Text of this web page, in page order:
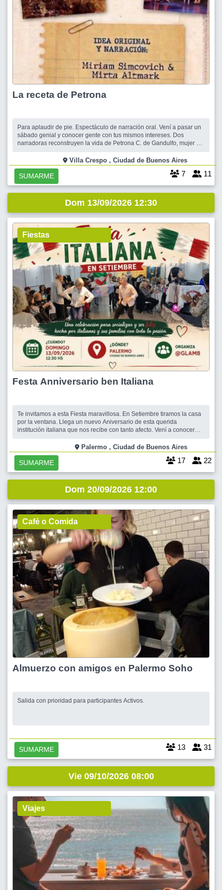
La receta de Petrona
Para aplaudir de pie. Espectáculo de narración oral. Vení a pasar un
sábado genial y conocer gente con tus mismos intereses. Dos
narradoras reconstruyen la vida de Petrona C. de Gandulfo, mujer y
recuerdos, aportados por su familia.Una obra cálida y muy divertida.
Villa Crespo , Ciudad de Buenos Aires
SUMARME 7 11
Dom 13/09/2026 12:30
Fiestas
Festa Anniversario ben Italiana
Te invitamos a esta Fiesta maravillosa. En Setiembre tiramos la casa
por la ventana. Llega un nuevo Aniversario de esta querida
institución italiana que nos recibe con tanto afecto. Vení a conocer
de primer nivel y divertirte toda la tarde bailando con Show y
animación incre?
Palermo , Ciudad de Buenos Aires
SUMARME 17 22
Dom 20/09/2026 12:00
Café o Comida
Almuerzo con amigos en Palermo Soho
Salida con prioridad para participantes Activos.
SUMARME 13 31
Vie 09/10/2026 08:00
Viajes